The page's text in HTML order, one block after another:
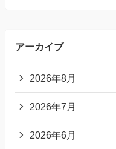
アーカイブ
2026年8月
2026年7月
2026年6月